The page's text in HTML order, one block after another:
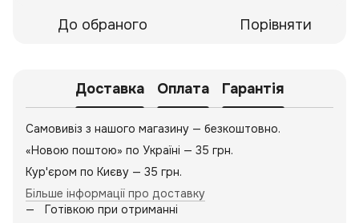
До обраного Порівняти
Доставка Оплата Гарантія
Самовивіз з нашого магазину — безкоштовно.
«Новою поштою» по Україні — 35 грн.
Кур'єром по Києву — 35 грн.
Більше інформації про доставку
Готівкою при отриманні